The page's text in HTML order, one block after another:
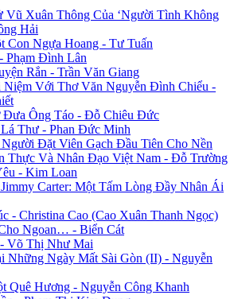
Vũ Xuân Thông Của ‘Người Tình Không
Hải
Con Ngựa Hoang - Tư Tuấn
Phạm Đình Lân
Rắn - Trần Văn Giang
Niệm Với Thơ Văn Nguyễn Đình Chiểu -
Đưa Ông Táo - Đỗ Chiêu Đức
Thư - Phan Đức Minh
Đặt Viên Gạch Đầu Tiên Cho Nền
Thực Và Nhân Đạo Việt Nam - Đỗ Trường
- Kim Loan
Carter: Một Tấm Lòng Đầy Nhân Ái
- Christina Cao (Cao Xuân Thanh Ngọc)
Ngoan… - Biển Cát
Võ Thị Như Mai
Những Ngày Mất Sài Gòn (II) - Nguyễn
Quê Hương - Nguyễn Công Khanh